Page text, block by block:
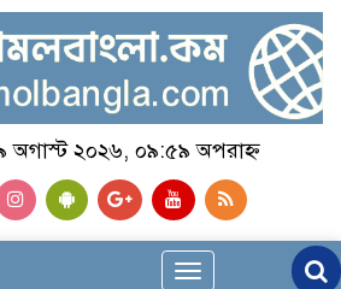
অগাস্ট ২০২৬, ০৯:৫৯ অপরাহ্ন
Toggle